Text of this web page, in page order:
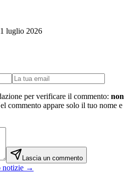
1 luglio 2026
per verificare il commento: non
commento appare solo il tuo nome e
Lascia un commento
notizie →